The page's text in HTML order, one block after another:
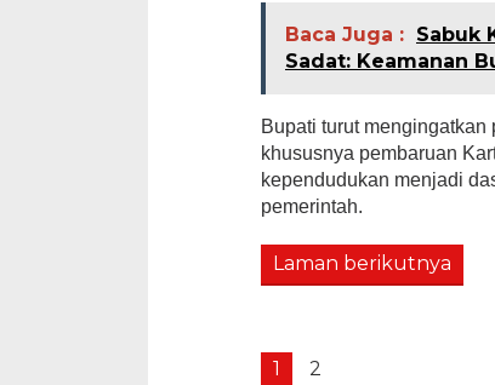
Baca Juga : Sabuk
Sadat: Keamanan
Bupati turut
khususnya pembaruan
kependudukan menjadi
pemerintah.
Laman berikutnya
1 2